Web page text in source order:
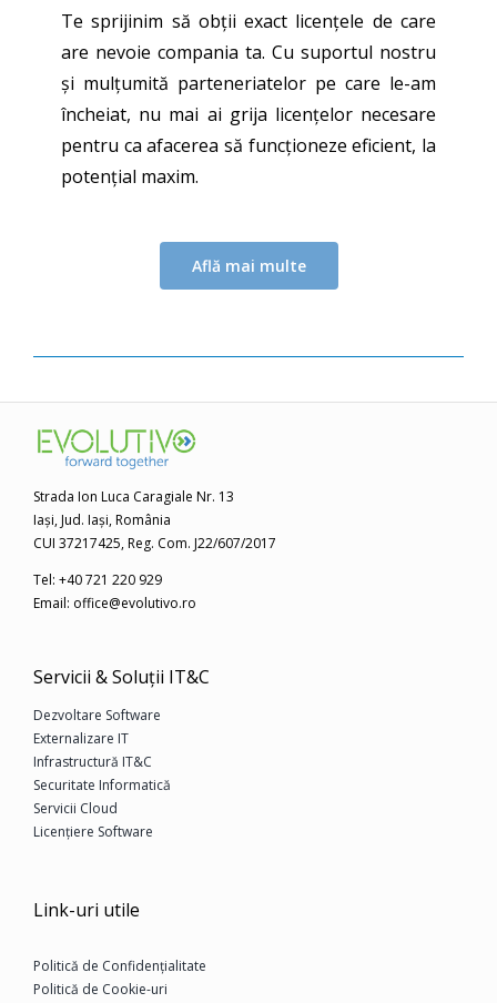
Te sprijinim să obții exact licențele de care
are nevoie compania ta. Cu suportul nostru
și mulțumită parteneriatelor pe care le-am
încheiat, nu mai ai grija licențelor necesare
pentru ca afacerea să funcționeze eficient, la
potențial maxim.
Află mai multe
Strada Ion Luca Caragiale Nr. 13
Iași, Jud. Iași, România
CUI 37217425,Reg. Com. J22/607/2017
Tel: +40 721 220 929
Email: office@evolutivo.ro
Servicii & Soluții IT&C
Dezvoltare Software
Externalizare IT
Infrastructură IT&C
Securitate Informatică
Servicii Cloud
Licențiere Software
Link-uri utile
Politică de Confidențialitate
Politică de Cookie-uri